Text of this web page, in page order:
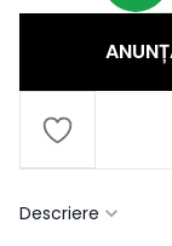
Descriere